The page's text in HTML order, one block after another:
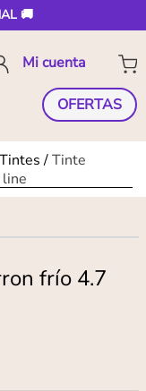
🚚
OFERTAS
Tintes
Tinte
line
frío 4.7